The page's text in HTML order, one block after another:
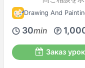
Drawing And
30min
Заказ